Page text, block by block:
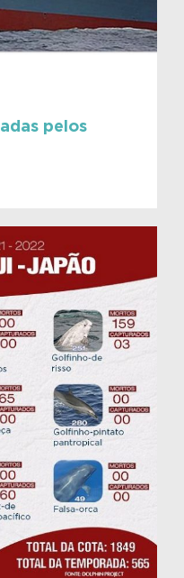
pelos